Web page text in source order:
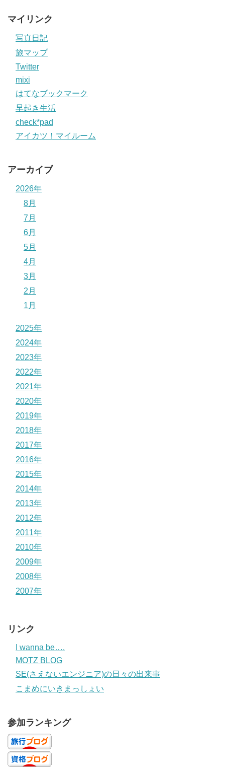
マイリンク
写真日記
旅マップ
Twitter
mixi
はてなブックマーク
早起き生活
check*pad
アイカツ！マイルーム
アーカイブ
2026年
8月
7月
6月
5月
4月
3月
2月
1月
2025年
2024年
2023年
2022年
2021年
2020年
2019年
2018年
2017年
2016年
2015年
2014年
2013年
2012年
2011年
2010年
2009年
2008年
2007年
リンク
I wanna be….
MOTZ BLOG
SE(さえないエンジニア)の日々の出来事
こまめにいきまっしょい
参加ランキング